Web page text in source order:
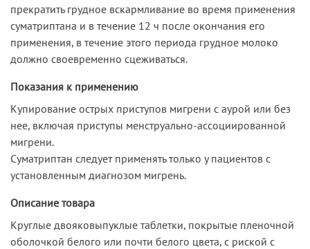
прекратить грудное вскармливание во время применения
суматриптана и в течение 12 ч после окончания его
применения, в течение этого периода грудное молоко
должно своевременно сцеживаться.
Показания к применению
Купирование острых приступов мигрени с аурой или без
нее, включая приступы менструально-ассоциированной
мигрени.
Суматриптан следует применять только у пациентов с
установленным диагнозом мигрень.
Описание товара
Круглые двояковыпуклые таблетки, покрытые пленочной
оболочкой белого или почти белого цвета, с риской с